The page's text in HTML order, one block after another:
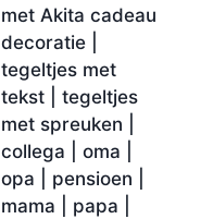
met Akita cadeau
decoratie |
tegeltjes met
tekst | tegeltjes
met spreuken |
collega | oma |
opa | pensioen |
mama | papa |